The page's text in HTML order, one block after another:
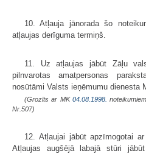
10. Atļauja jānorada šo
atļaujas derīguma termiņš.
11. Uz atļaujas jābūt Zāļu
pilnvarotas amatpersonas
nosūtāmi Valsts ieņēmumu dienesta
(Grozīts ar MK 04.08.1998.
Nr.507)
12. Atļaujai jābūt apzīmogotai
Atļaujas augšējā labajā stūri